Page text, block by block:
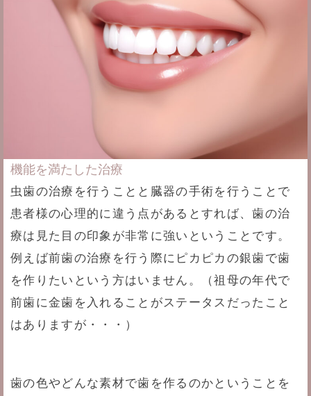
機能を満たした治療
虫歯の治療を行うことと臓器の手術を行うことで
患者様の心理的に違う点があるとすれば、歯の治
療は見た目の印象が非常に強いということです。
例えば前歯の治療を行う際にピカピカの銀歯で歯
を作りたいという方はいません。（祖母の年代で
前歯に金歯を入れることがステータスだったこと
はありますが・・・）
歯の色やどんな素材で歯を作るのかということを